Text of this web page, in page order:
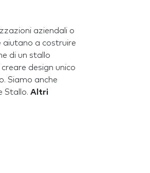
aziendali o
aiutano a costruire
di un stallo
design unico
Siamo anche
Stallo. Altri